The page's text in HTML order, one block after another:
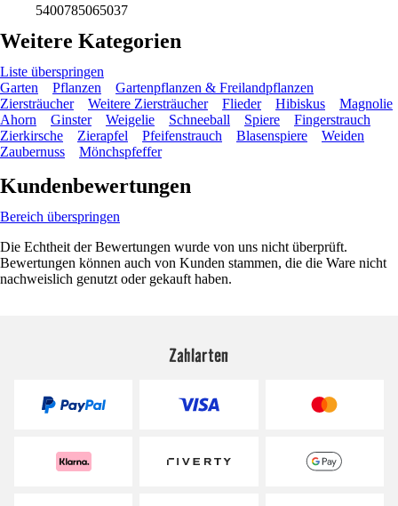
5400785065037
Weitere Kategorien
Liste überspringen
Garten
Pflanzen
Gartenpflanzen & Freilandpflanzen
Ziersträucher
Weitere Ziersträucher Flieder Hibiskus
Magnolie
Ahorn
Ginster Weigelie Schneeball Spiere
Fingerstrauch
Zierkirsche
Zierapfel Pfeifenstrauch Blasenspiere
Weiden
Zaubernuss
Mönchspfeffer
Kundenbewertungen
Bereich überspringen
Die Echtheit der Bewertungen wurde von uns nicht überprüft.
Bewertungen können auch von Kunden stammen, die die Ware nicht
nachweislich genutzt oder gekauft haben.
Zahlarten